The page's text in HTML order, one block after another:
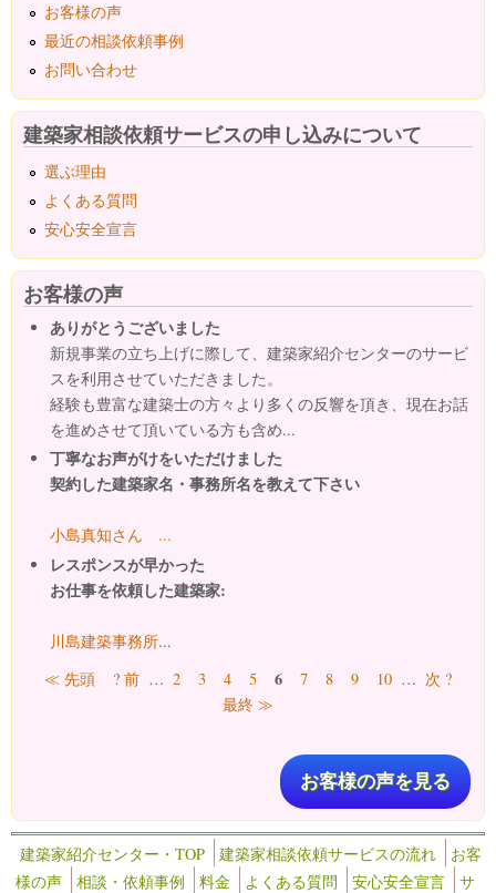
お客様の声
最近の相談依頼事例
お問い合わせ
建築家相談依頼サービスの申し込みについて
選ぶ理由
よくある質問
安心安全宣言
お客様の声
ありがとうございました
新規事業の立ち上げに際して、建築家紹介センターのサービ
スを利用させていただきました。
経験も豊富な建築士の方々より多くの反響を頂き、現在お話
を進めさせて頂いている方も含め...
丁寧なお声がけをいただけました
契約した建築家名・事務所名を教えて下さい
小島真知さん ...
レスポンスが早かった
お仕事を依頼した建築家:
川島建築事務所...
ページ
≪ 先頭 ? 前 … 2 3 4 5 6 7 8 9 10 … 次 ?
最終 ≫
お客様の声を見る
建築家紹介センター・TOP 建築家相談依頼サービスの流れ
お客
様の声
相談・依頼事例 料金 よくある質問 安心安全宣言
サ